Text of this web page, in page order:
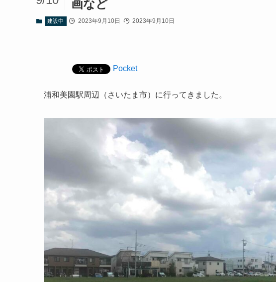
画など
建設中 2023年9月10日 2023年9月10日
Pocket
浦和美園駅周辺（さいたま市）に行ってきました。